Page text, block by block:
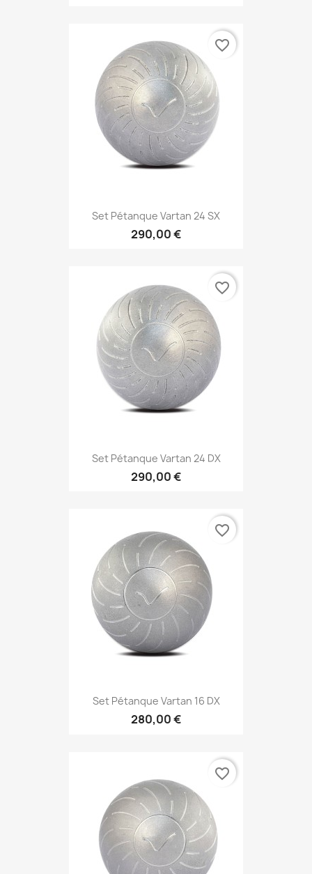
Set Pétanque Vartan 24 SX
290,00 €
favorite_border
Set Pétanque Vartan 24 DX
290,00 €
favorite_border
Set Pétanque Vartan 16 DX
280,00 €
favorite_border
favorite_border